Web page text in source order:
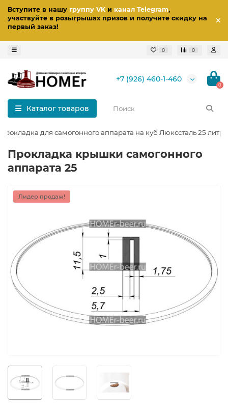
Вступите в нашу группу VKи канал Telegram,
участвуйте в розыгрышах призов и получите скидку на
первый заказ!
0 0
+7 (926) 460-1-460
0
Каталог товаров
для самогонного аппарата на куб Люкссталь 25
Прокладка крышки самогонного
аппарата 25
Лидер продаж!